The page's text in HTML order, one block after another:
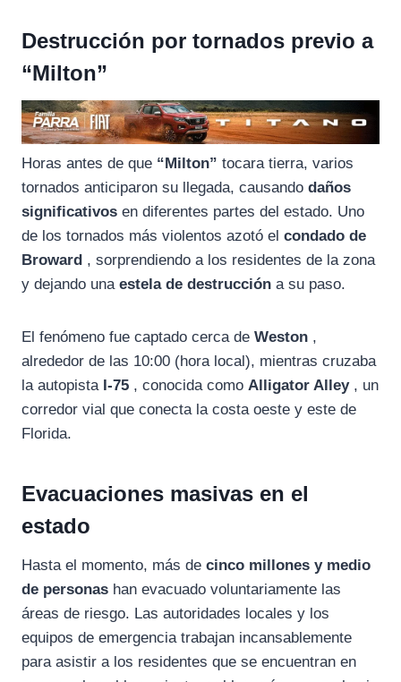
Destrucción por tornados previo a
“Milton”
Horas antes de que “Milton” tocara tierra, varios
tornados anticiparon su llegada, causando daños
significativos en diferentes partes del estado. Uno
de los tornados más violentos azotó el condado de
Broward , sorprendiendo a los residentes de la zona
y dejando una estela de destrucción a su paso.
El fenómeno fue captado cerca de Weston ,
alrededor de las 10:00 (hora local), mientras cruzaba
la autopista I-75 , conocida como Alligator Alley, un
corredor vial que conecta la costa oeste y este de
Florida.
Evacuaciones masivas en el
estado
Hasta el momento, más de cinco millones y medio
de personas han evacuado voluntariamente las
áreas de riesgo. Las autoridades locales y los
equipos de emergencia trabajan incansablemente
para asistir a los residentes que se encuentran en